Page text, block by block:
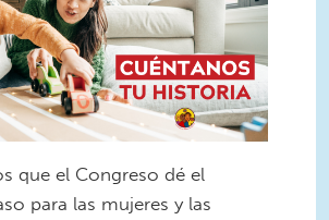
que el Congreso dé el
para las mujeres y las